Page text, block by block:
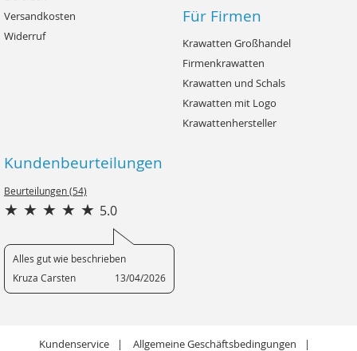
Versandkosten
Widerruf
Für Firmen
Krawatten Großhandel
Firmenkrawatten
Krawatten und Schals
Krawatten mit Logo
Krawattenhersteller
Kundenbeurteilungen
Beurteilungen (54)
5.0
Alles gut wie beschrieben
Kruza Carsten
13/04/2026
Kundenservice Allgemeine Geschäftsbedingungen